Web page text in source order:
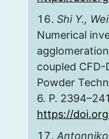
Shi Y.,
Numerical
coupled
Powder
6. P.
https://